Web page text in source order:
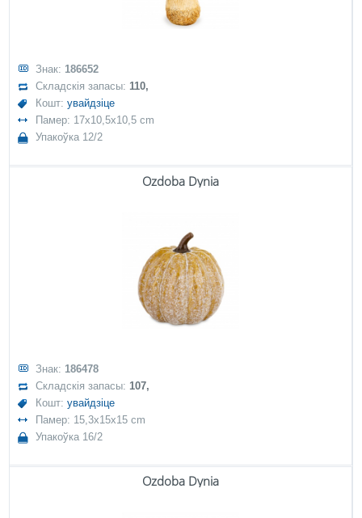
Знак: 186652
Складскія запасы:110,
Кошт:увайдзіце
Памер: 17x10,5x10,5 cm
Упакоўка 12/2
Ozdoba Dynia
Знак: 186478
Складскія запасы:107,
Кошт:увайдзіце
Памер: 15,3x15x15 cm
Упакоўка 16/2
Ozdoba Dynia